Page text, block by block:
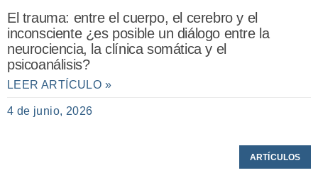
El trauma: entre el cuerpo, el cerebro y el
inconsciente ¿es posible un diálogo entre la
neurociencia, la clínica somática y el
psicoanálisis?
LEER ARTÍCULO »
4 de junio, 2026
ARTÍCULOS